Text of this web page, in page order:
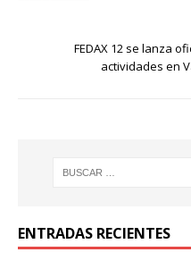
FEDAX 12 se lanza
actividades en
ENTRADAS RECIENTES